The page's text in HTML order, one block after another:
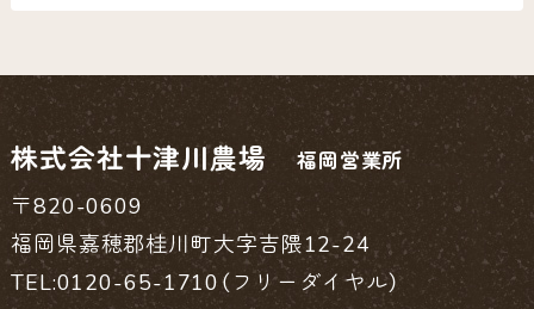
株式会社十津川農場 福岡営業所
〒820-0609
福岡県嘉穂郡桂川町大字吉隈12-24
TEL:0120-65-1710（フリーダイヤル）